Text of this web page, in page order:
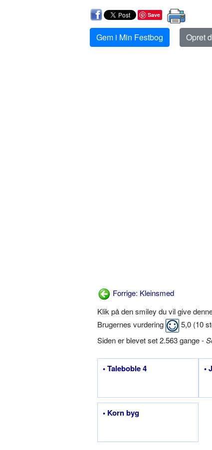
Save
Gem i Min Festbog Opret
Forrige: Kleinsmed
Klik på den smiley du vil give
Brugernes vurdering
5,0 (10
Siden er blevet set 2.563 gange -
• Taleboble 4 •
• Korn byg